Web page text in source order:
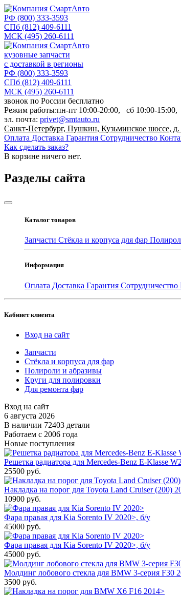
РФ (800) 333-3593
СПб (812) 409-6111
МСК (495) 260-6111
кузовные запчасти
с доставкой в регионы
РФ (800) 333-3593
СПб (812) 409-6111
МСК (495) 260-6111
звонок по России бесплатно
Режим работы:пн-пт 10:00-20:00, сб 10:00-15:00,
эл. почта: privet@smtauto.ru
Санкт-Петербург, Пушкин, Кузьминское шоссе, д.
Оплата Доставка Гарантия Сотрудничество
Как сделать заказ?
В корзине ничего нет.
Разделы сайта
Каталог товаров
Запчасти Стёкла и корпуса для фар
Информация
Оплата Доставка Гарантия Сотрудничество
Кабинет клиента
Вход на сайт
Запчасти
Стёкла и корпуса для фар
Полироли и абразивы
Круги для полировки
Для ремонта фар
Вход на сайт
6 августа 2026
В наличии 72403 детали
Работаем с 2006 года
Новые поступления
Решетка радиатора для Mercedes-Benz E-Klasse
25500 руб.
Накладка на порог для Toyota Land Cruiser (200)
10900 руб.
Фара правая для Kia Sorento IV 2020>, б/у
45000 руб.
Фара правая для Kia Sorento IV 2020>, б/у
45000 руб.
Молдинг лобового стекла для BMW 3-серия F30
3500 руб.